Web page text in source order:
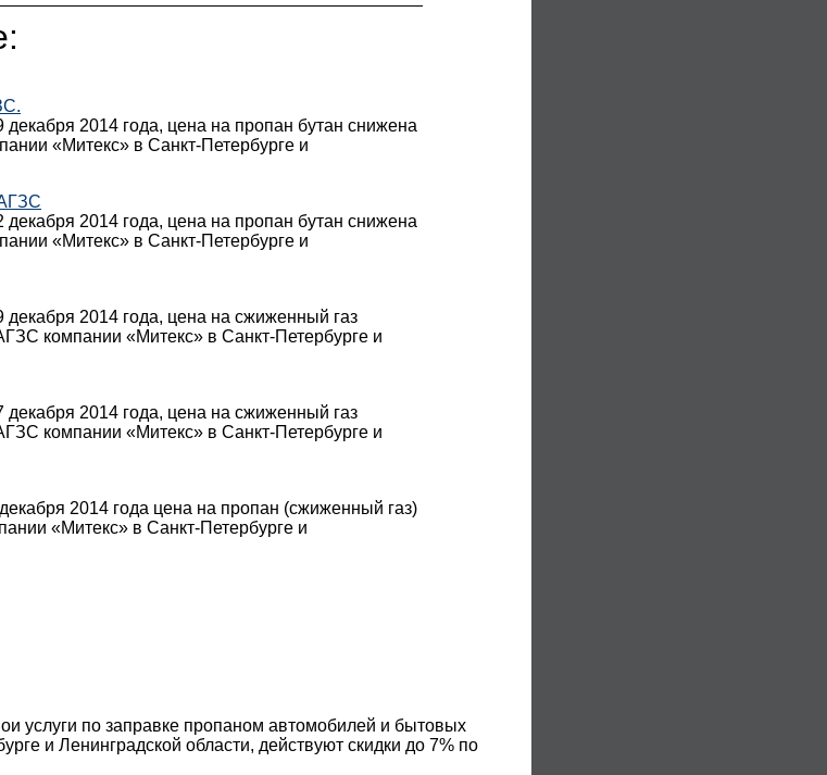
2014 года, цена на пропан бутан снижена
«Митекс» в Санкт-Петербурге и
2014 года, цена на пропан бутан снижена
«Митекс» в Санкт-Петербурге и
2014 года, цена на сжиженный газ
компании «Митекс» в Санкт-Петербурге и
2014 года, цена на сжиженный газ
компании «Митекс» в Санкт-Петербурге и
2014 года цена на пропан (сжиженный газ)
«Митекс» в Санкт-Петербурге и
услуги по заправке пропаном автомобилей и бытовых
и Ленинградской области, действуют скидки до 7% по